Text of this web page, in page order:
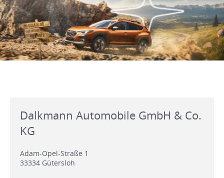
Dalkmann Automobile GmbH & Co.
KG
Adam-Opel-Straße 1
33334 Gütersloh